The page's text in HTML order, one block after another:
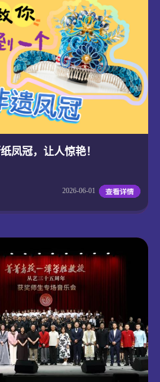
凤冠，让人惊艳！
2026-06-01